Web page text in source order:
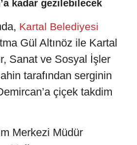
kadar gezilebilecek
Kartal Belediyesi
Gül Altınöz ile Kartal
Sanat ve Sosyal İşler
tarafından serginin
çiçek takdim
Merkezi Müdür